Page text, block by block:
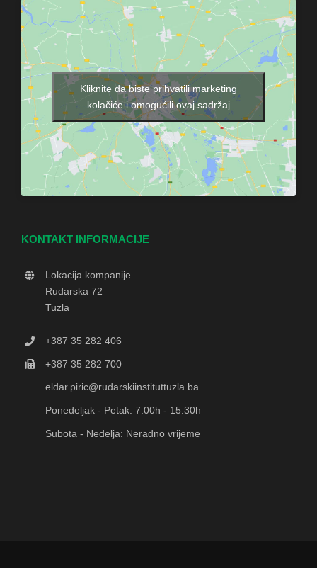
Kliknite da biste prihvatili marketing
kolačiće i omogućili ovaj sadržaj
KONTAKT INFORMACIJE
Lokacija kompanije
Rudarska 72
Tuzla
+387 35 282 406
+387 35 282 700
eldar.piric@rudarskiinstituttuzla.ba
Ponedeljak - Petak: 7:00h - 15:30h
Subota - Nedelja: Neradno vrijeme